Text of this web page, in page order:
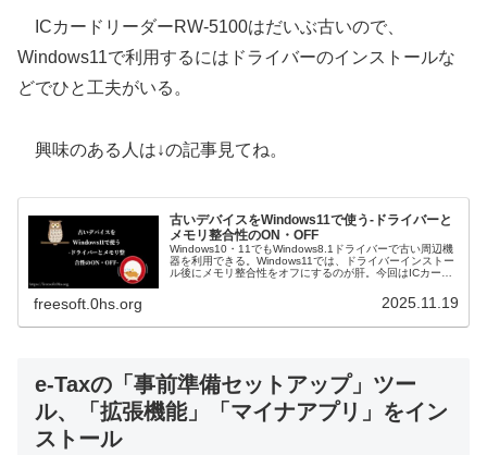
ICカードリーダーRW-5100はだいぶ古いので、
Windows11で利用するにはドライバーのインストールな
どでひと工夫がいる。
興味のある人は↓の記事見てね。
古いデバイスをWindows11で使う-ドライバーと
メモリ整合性のON・OFF
Windows10・11でもWindows8.1ドライバーで古い周辺機
器を利用できる。Windows11では、ドライバーインストー
ル後にメモリ整合性をオフにするのが肝。今回はICカード
freesoft.0hs.org 2025.11.19
e-Taxの「事前準備セットアップ」ツー
ル、「拡張機能」「マイナアプリ」をイン
ストール